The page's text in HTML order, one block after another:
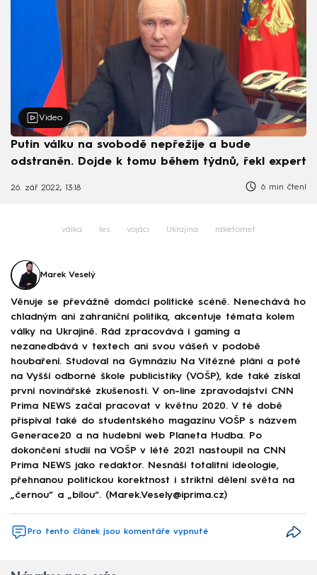
Video
Putin válku na svobodě nepřežije a bude
odstraněn. Dojde k tomu během týdnů, řekl expert
26. zář 2022, 13:18 6 min čtení
válka les vojáci Ukrajina raketomet
Marek Veselý
Věnuje se převážně domácí politické scéně. Nenechává ho
chladným ani zahraniční politika, akcentuje témata kolem
války na Ukrajině. Rád zpracovává i gaming a
nezanedbává v textech ani svou vášeň v podobě
houbaření. Studoval na Gymnáziu Na Vítězné pláni a poté
na Vyšší odborné škole publicistiky (VOŠP), kde také získal
první novinářské zkušenosti. V on-line zpravodajství CNN
Prima NEWS začal pracovat v květnu 2020. V té době
přispíval také do studentského magazínu VOŠP s názvem
Generace20 a na hudební web Planeta Hudba. Po
dokončení studií na VOŠP v létě 2021 nastoupil na CNN
Prima NEWS jako redaktor. Nesnáší totalitní ideologie,
přehnanou politickou korektnost i striktní dělení světa na
„černou“ a „bílou“. (Marek.Vesely@iprima.cz)
Pro tento článek jsou komentáře vypnuté